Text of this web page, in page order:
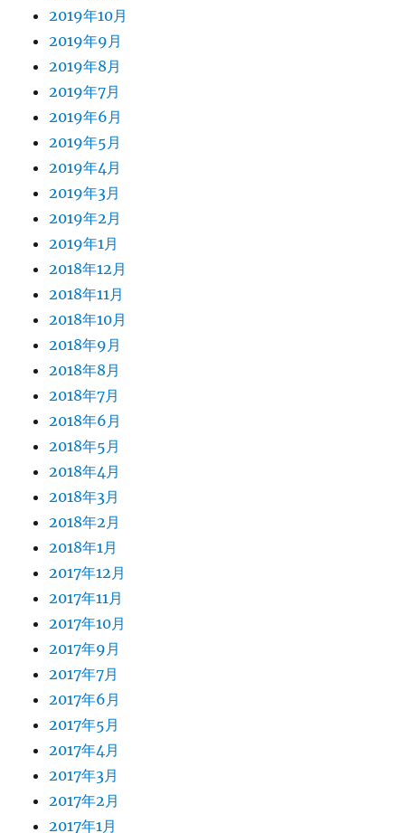
2019年10月
2019年9月
2019年8月
2019年7月
2019年6月
2019年5月
2019年4月
2019年3月
2019年2月
2019年1月
2018年12月
2018年11月
2018年10月
2018年9月
2018年8月
2018年7月
2018年6月
2018年5月
2018年4月
2018年3月
2018年2月
2018年1月
2017年12月
2017年11月
2017年10月
2017年9月
2017年7月
2017年6月
2017年5月
2017年4月
2017年3月
2017年2月
2017年1月